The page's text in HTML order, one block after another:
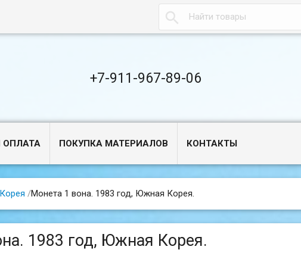

+7-911-967-89-06
ОПЛАТА ПОКУПКА МАТЕРИАЛОВ КОНТАКТЫ
/Монета 1 вона. 1983 год, Южная Корея.
1983 год, Южная Корея.